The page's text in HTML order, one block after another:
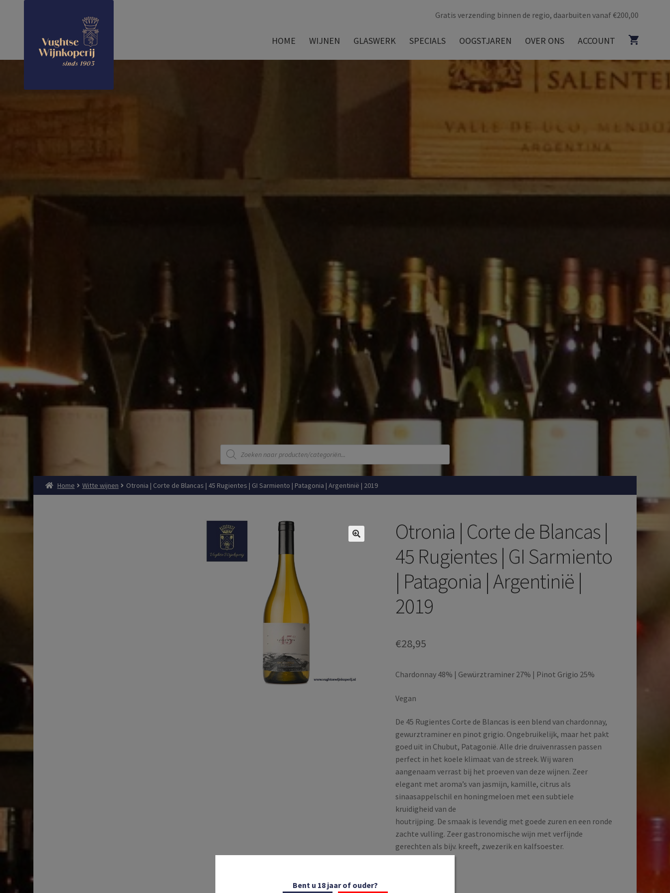
Gratis verzending binnen de regio, daarbuiten vanaf €200,00
HOME WIJNEN GLASWERK SPECIALS OOGSTJAREN OVER ONS ACCOUNT
Producten
zoeken
Home Witte wijnen Otronia | Corte de Blancas | 45 Rugientes | GI Sarmiento | Patagonia | Argentinië | 2019
Otronia | Corte de Blancas |
45 Rugientes | GI Sarmiento
| Patagonia | Argentinië |
2019
€28,95
Chardonnay 48% | Gewürztraminer 27% | Pinot Grigio 25%
Vegan
De 45 Rugientes Corte de Blancas is een blend van chardonnay,
gewurztraminer en pinot grigio. Ongebruikelijk, maar het pakt
goed uit in Chubut, Patagonië. Alle drie druivenrassen passen
perfect in het koele klimaat van de streek. Wij waren
aangenaam verrast bij het proeven van deze wijnen. Zeer
elegant met aroma’s van jasmijn, kamille, citrus als
sinaasappelschil en honingmeloen met een subtiele
kruidigheid van de
houtrijping. De smaak is levendig met goede zuren en een ronde
zachte vulling. Zeer gastronomische wijn met verfijnde
gerechten als bijv. kreeft, zwezerik en kalfsoester.
Bent u 18 jaar of ouder?